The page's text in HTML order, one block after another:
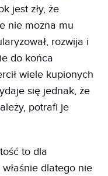
jest zły, że
nie można mu
rozwija i
do końca
wiele kupionych
się jednak, że
potrafi je
to dla
dlatego nie